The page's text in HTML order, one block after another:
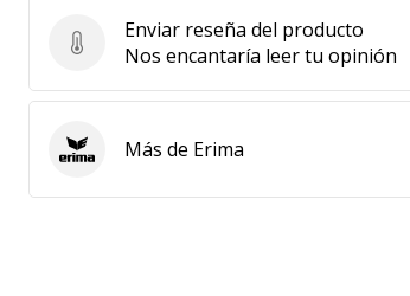
Enviar reseña del producto
Enviar reseña del producto
Nos encantaría leer tu opinión
ErimaMás de Erima